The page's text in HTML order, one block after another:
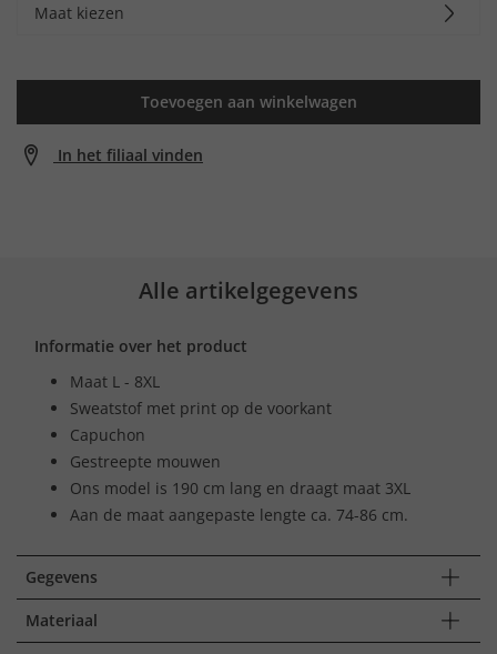
Maat kiezen
Toevoegen aan winkelwagen
In het filiaal vinden
Alle artikelgegevens
Informatie over het product
Maat L - 8XL
Sweatstof met print op de voorkant
Capuchon
Gestreepte mouwen
Ons model is 190 cm lang en draagt maat 3XL
Aan de maat aangepaste lengte ca. 74-86 cm.
Gegevens
Materiaal